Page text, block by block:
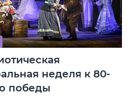
неделя к 80-
победы